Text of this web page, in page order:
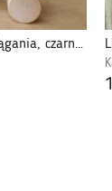
Drewniany konik do ciągania, czarny +